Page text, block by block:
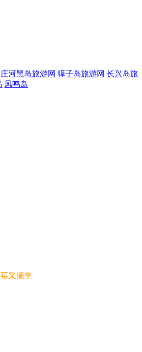
庄河黑岛旅游网 獐子岛旅游网 长兴岛旅
凤鸣岛
采摘季